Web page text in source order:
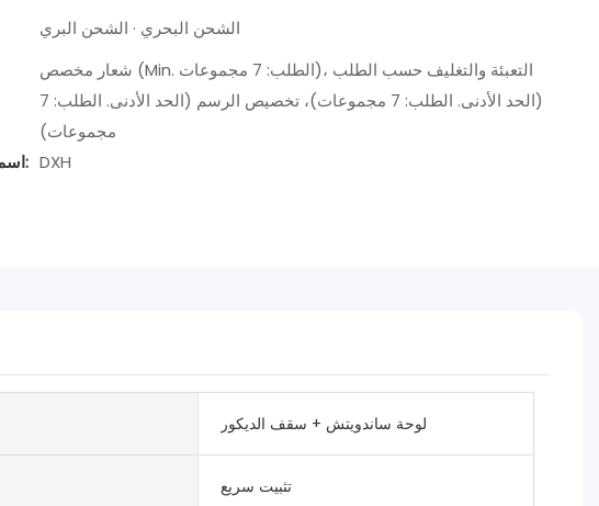
الشحن البحري · الشحن البري
شعار مخصص (Min. الطلب: 7 مجموعات)، التعبئة والتغليف حسب الطلب
(الحد الأدنى. الطلب: 7 مجموعات)، تخصيص الرسم (الحد الأدنى. الطلب: 7
مجموعات)
اسم العلامة التجارية: DXH
لوحة ساندويتش + سقف الديكور
تثبيت سريع